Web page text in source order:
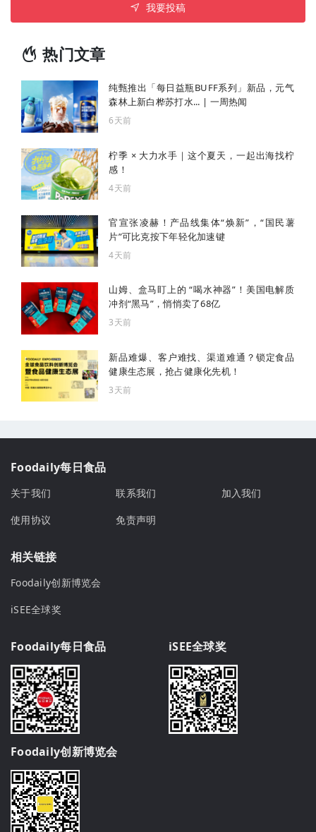
我要投稿
热门文章
纯甄推出「每日益瓶BUFF系列」新品，元气
森林上新白桦苏打水... | 一周热闻
6天前
柠季 × 大力水手｜这个夏天，一起出海找柠
感！
4天前
官宣张凌赫！产品线集体“焕新”，“国民薯
片”可比克按下年轻化加速键
4天前
山姆、盒马盯上的 “喝水神器”！美国电解质
冲剂“黑马”，悄悄卖了68亿
3天前
新品难爆、客户难找、渠道难通？锁定食品
健康生态展，抢占健康化先机！
3天前
Foodaily每日食品
关于我们 联系我们
加入我们
使用协议
免责声明
相关链接
Foodaily创新博览会
iSEE全球奖
Foodaily每日食品 iSEE全球奖
Foodaily创新博览会